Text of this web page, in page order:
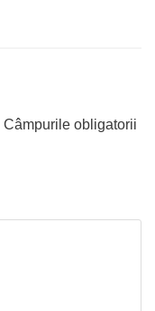
Câmpurile obligatorii